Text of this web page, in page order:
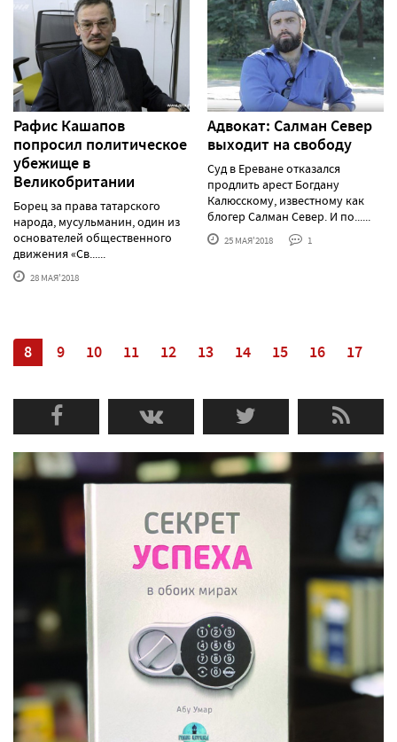
Рафис Кашапов
попросил политическое
убежище в
Великобритании
Борец за права татарского
народа, мусульманин, один из
основателей общественного
движения «Св......
28 МАЯ'2018
Адвокат: Салман Север
выходит на свободу
Суд в Ереване отказался
продлить арест Богдану
Калюсскому, известному как
блогер Салман Север. И по......
25 МАЯ'2018 1
8 9 10 11 12 13 14 15 16 17